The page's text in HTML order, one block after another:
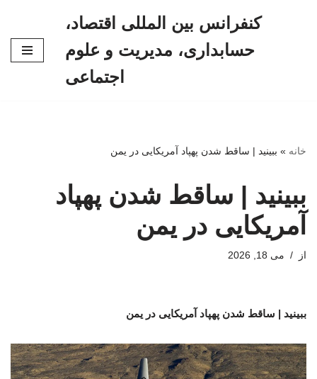
کنفرانس بین المللی اقتصاد،
حسابداری، مدیریت و علوم
اجتماعی
خانه » ببینید | ساقط شدن پهپاد آمریکایی در یمن
ببینید | ساقط شدن پهپاد
آمریکایی در یمن
از می 18, 2026
ببینید | ساقط شدن پهپاد آمریکایی در یمن